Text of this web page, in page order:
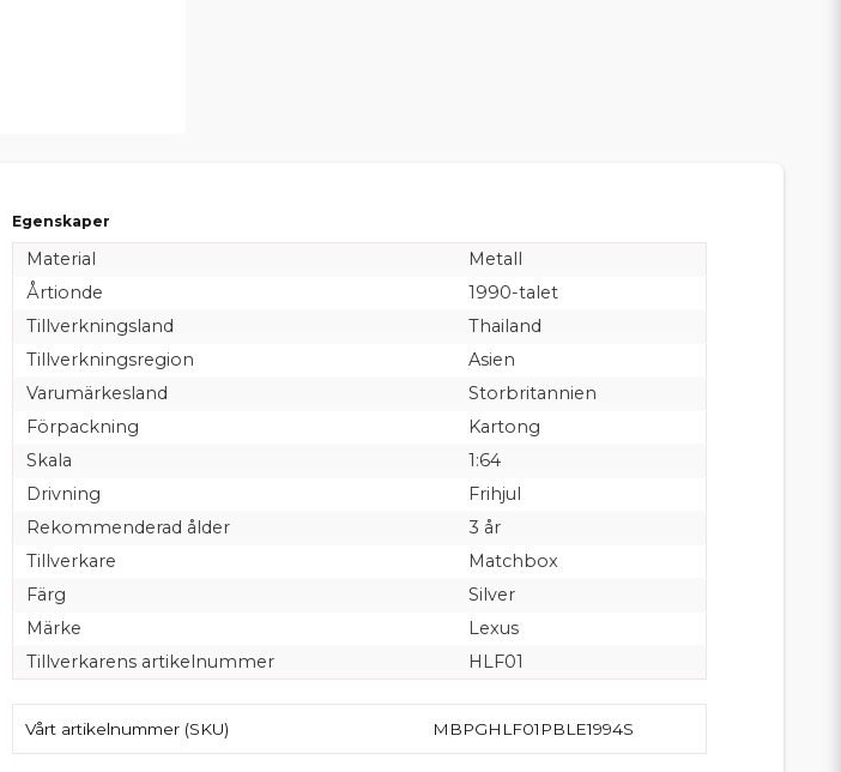
Egenskaper
Material
Metall
Årtionde
1990-talet
Tillverkningsland
Thailand
Tillverkningsregion
Asien
Varumärkesland
Storbritannien
Förpackning
Kartong
Skala
1:64
Drivning
Frihjul
Rekommenderad ålder
3 år
Tillverkare
Matchbox
Färg
Silver
Märke
Lexus
Tillverkarens artikelnummer
HLF01
Vårt artikelnummer (SKU) MBPGHLF01PBLE1994S